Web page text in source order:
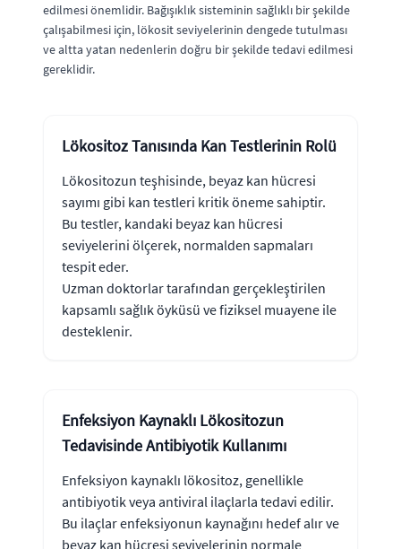
edilmesi önemlidir. Bağışıklık sisteminin sağlıklı bir şekilde
çalışabilmesi için, lökosit seviyelerinin dengede tutulması
ve altta yatan nedenlerin doğru bir şekilde tedavi edilmesi
gereklidir.
Lökositoz Tanısında Kan Testlerinin Rolü
Lökositozun teşhisinde, beyaz kan hücresi
sayımı gibi kan testleri kritik öneme sahiptir.
Bu testler, kandaki beyaz kan hücresi
seviyelerini ölçerek, normalden sapmaları
tespit eder.
Uzman doktorlar tarafından gerçekleştirilen
kapsamlı sağlık öyküsü ve fiziksel muayene ile
desteklenir.
Enfeksiyon Kaynaklı Lökositozun
Tedavisinde Antibiyotik Kullanımı
Enfeksiyon kaynaklı lökositoz, genellikle
antibiyotik veya antiviral ilaçlarla tedavi edilir.
Bu ilaçlar enfeksiyonun kaynağını hedef alır ve
beyaz kan hücresi seviyelerinin normale